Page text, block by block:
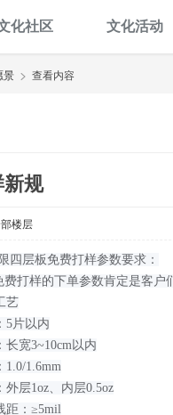
化社区 文化活动
景 查看内容
规
楼层
四层板免费打样参数要求：
费打样的下单参数肯定是客户
艺
5片以内
长宽3~10cm以内
1.0/1.6mm
外层1oz、内层0.5oz
距：≥5mil